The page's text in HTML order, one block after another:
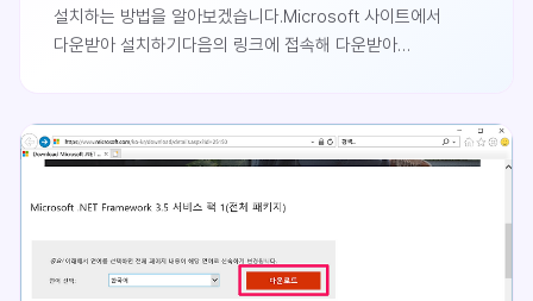
설치하는 방법을 알아보겠습니다.Microsoft 사이트에서
다운받아 설치하기다음의 링크에 접속해 다운받아
점이 없으므로 생략합니다.Windows 프로그램 추가 기능으로
설치하기Windows에 기본으로 제공되는 프로그램 추가
켜기/끄기를 클릭합니다.서..